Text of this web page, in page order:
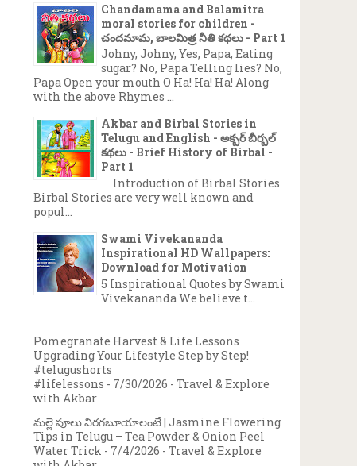
Chandamama and Balamitra
moral stories for children -
చందమామ, బాలమిత్ర నీతి కథలు - Part 1
Johny, Johny, Yes, Papa, Eating
sugar? No, Papa Telling lies? No,
Papa Open your mouth O Ha! Ha! Ha! Along
with the above Rhymes ...
Akbar and Birbal Stories in
Telugu and English - అక్బర్ బీర్బల్
కథలు - Brief History of Birbal -
Part 1
Introduction of Birbal Stories
Birbal Stories are very well known and
popul...
Swami Vivekananda
Inspirational HD Wallpapers:
Download for Motivation
5 Inspirational Quotes by Swami
Vivekananda We believe t...
Pomegranate Harvest & Life Lessons
Upgrading Your Lifestyle Step by Step!
#telugushorts
#lifelessons - 7/30/2026 - Travel & Explore
with Akbar
మల్లె పూలు విరగబూయాలంటే | Jasmine Flowering
Tips in Telugu – Tea Powder & Onion Peel
Water Trick - 7/4/2026 - Travel & Explore